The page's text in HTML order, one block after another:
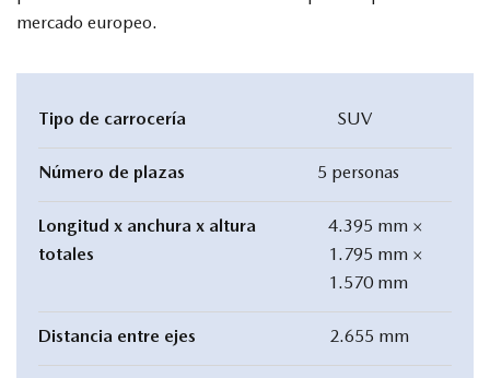
mercado europeo.
Tipo de carrocería SUV
Número de plazas 5 personas
Longitud x anchura x altura
totales
4.395 mm ×
1.795 mm ×
1.570 mm
Distancia entre ejes 2.655 mm